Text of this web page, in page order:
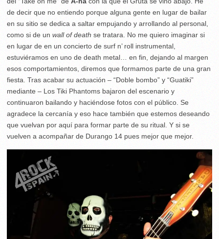
de decir que no entiendo porque alguna gente en lugar de bailar
en su sitio se dedica a saltar empujando y arrollando al personal,
como si de un wall of death se tratara. No me quiero imaginar si
en lugar de en un concierto de surf n’ roll instrumental,
estuviéramos en uno de death metal… en fin, dejando al margen
esos comportamientos, diremos que formamos parte de una gran
fiesta. Tras acabar su actuación – “Doble bombo” y “Guatiki”
mediante – Los Tiki Phantoms bajaron del escenario y
continuaron bailando y haciéndose fotos con el público. Se
agradece la cercanía y eso hace también que estemos deseando
que vuelvan por aquí para formar parte de su ritual. Y si se
vuelven a acompañar de Durango 14 pues mejor que mejor.